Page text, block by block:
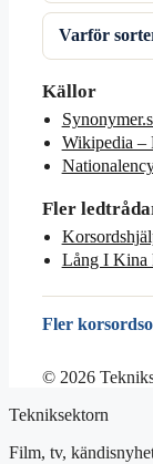
Varför
Källor
Wikipedia –
Fler
Lång I Kina
Fler
© 2026
Tekniksektorn
Film, tv,